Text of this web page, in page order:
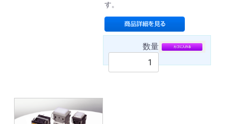
す。
数量